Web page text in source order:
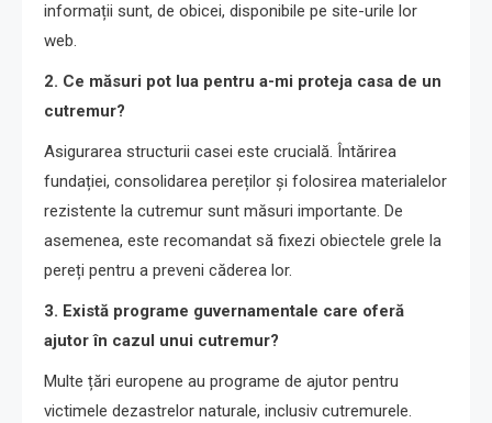
informații sunt, de obicei, disponibile pe site-urile lor
web.
2. Ce măsuri pot lua pentru a-mi proteja casa de un
cutremur?
Asigurarea structurii casei este crucială. Întărirea
fundației, consolidarea pereților și folosirea materialelor
rezistente la cutremur sunt măsuri importante. De
asemenea, este recomandat să fixezi obiectele grele la
pereți pentru a preveni căderea lor.
3. Există programe guvernamentale care oferă
ajutor în cazul unui cutremur?
Multe țări europene au programe de ajutor pentru
victimele dezastrelor naturale, inclusiv cutremurele.